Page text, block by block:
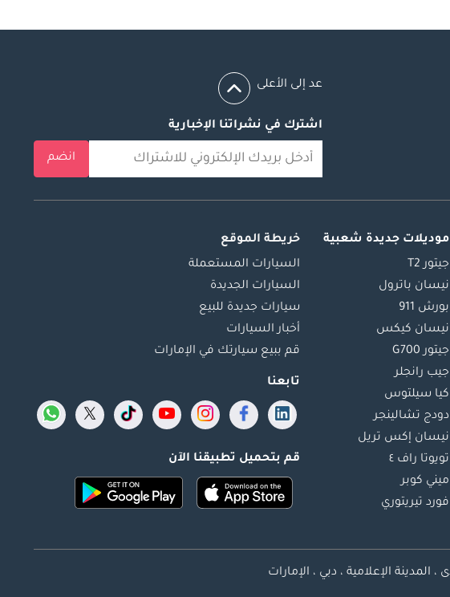
عد إلى الأعلى
اشترك في نشراتنا الإخبارية
انضم
موديلات جديدة شعبية
جيتور T2
نيسان باترول
بورش 911
نيسان كيكس
جيتور G700
جيب رانجلر
كيا سيلتوس
دودج تشالينجر
نيسان إكس تريل
تويوتا راف ٤
ميني كوبر
فورد تيريتوري
خريطة الموقع
السيارات المستعملة
السيارات الجديدة
سيارات جديدة للبيع
أخبار السيارات
قم ببيع سيارتك في الإمارات
تابعنا
قم بتحميل تطبيقنا الآن